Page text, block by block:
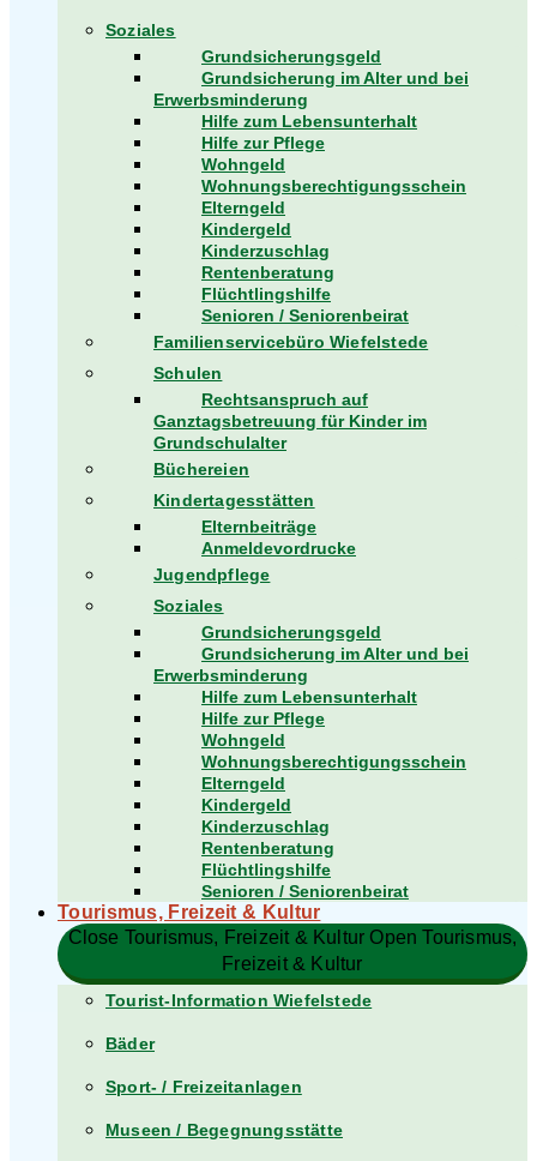
Soziales
Grundsicherungsgeld
Grundsicherung im Alter und bei
Erwerbsminderung
Hilfe zum Lebensunterhalt
Hilfe zur Pflege
Wohngeld
Wohnungsberechtigungsschein
Elterngeld
Kindergeld
Kinderzuschlag
Rentenberatung
Flüchtlingshilfe
Senioren / Seniorenbeirat
Familienservicebüro Wiefelstede
Schulen
Rechtsanspruch auf
Ganztagsbetreuung für Kinder im
Grundschulalter
Büchereien
Kindertagesstätten
Elternbeiträge
Anmeldevordrucke
Jugendpflege
Soziales
Grundsicherungsgeld
Grundsicherung im Alter und bei
Erwerbsminderung
Hilfe zum Lebensunterhalt
Hilfe zur Pflege
Wohngeld
Wohnungsberechtigungsschein
Elterngeld
Kindergeld
Kinderzuschlag
Rentenberatung
Flüchtlingshilfe
Senioren / Seniorenbeirat
Tourismus, Freizeit & Kultur
Close Tourismus, Freizeit & Kultur Open Tourismus,
Freizeit & Kultur
Tourist-Information Wiefelstede
Bäder
Sport- / Freizeitanlagen
Museen / Begegnungsstätte